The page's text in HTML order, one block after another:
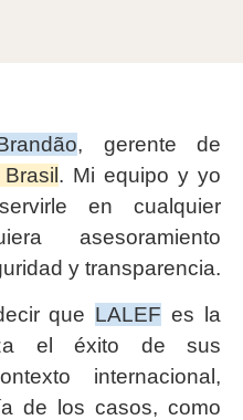
, gerente de
. Mi equipo y yo
en cualquier
asesoramiento
y transparencia.
que LALEF es la
el éxito de sus
internacional,
de los casos, como